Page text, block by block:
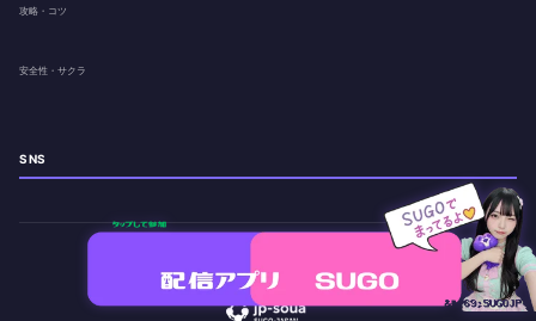
攻略・コツ
安全性・サクラ
SNS